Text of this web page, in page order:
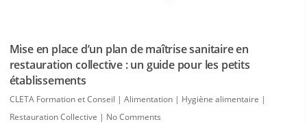
Mise en place d’un plan de maîtrise sanitaire en
restauration collective : un guide pour les petits
établissements
CLETA Formation et Conseil | Alimentation | Hygiène alimentaire |
Restauration Collective | No Comments